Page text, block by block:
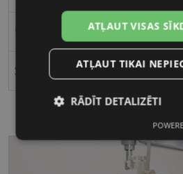
21
ATĻAUT VISAS
ATĻAUT TIKAI
RĀDĪT DETALIZĒTI
sīkdatnes